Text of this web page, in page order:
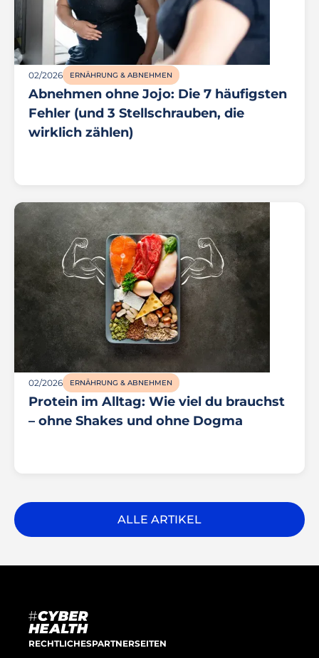
02/2026 ERNÄHRUNG & ABNEHMEN
Abnehmen ohne Jojo: Die 7 häufigsten
Fehler (und 3 Stellschrauben, die
wirklich zählen)
02/2026 ERNÄHRUNG & ABNEHMEN
Protein im Alltag: Wie viel du brauchst
– ohne Shakes und ohne Dogma
ALLE ARTIKEL
RECHTLICHESPARTNERSEITEN